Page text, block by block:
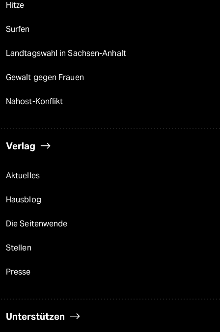
Hitze
Surfen
Landtagswahl in Sachsen-Anhalt
Gewalt gegen Frauen
Nahost-Konflikt
Verlag
Aktuelles
Hausblog
Die Seitenwende
Stellen
Presse
Unterstützen